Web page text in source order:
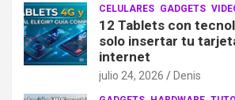
CELULARES GADGETS
12 Tablets con
solo insertar tu
internet
julio 24, 2026 Denis